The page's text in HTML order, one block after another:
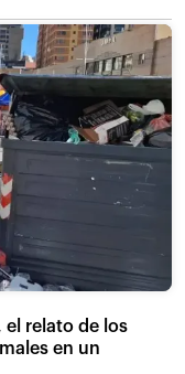
el relato de los
en un